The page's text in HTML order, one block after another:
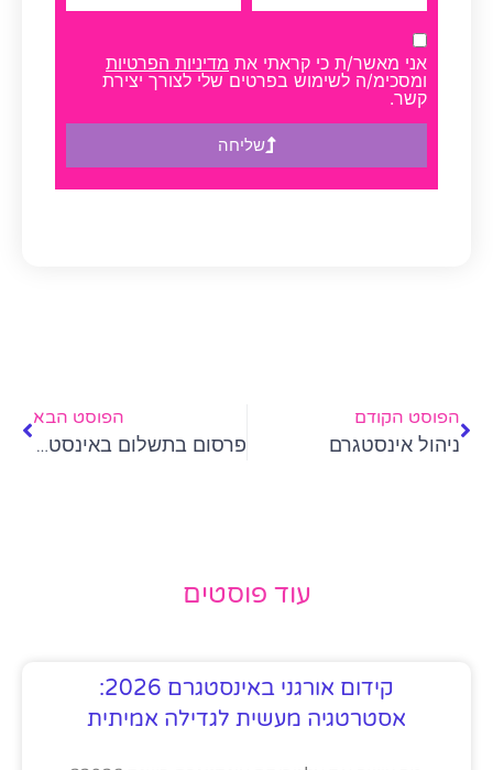
אני מאשר/ת כי קראתי את מדיניות הפרטיות
ומסכימ/ה לשימוש בפרטים שלי לצורך יצירת
קשר.
שליחה
הפוסט הקודם
ניהול אינסטגרם
הפוסט הבא
פרסום בתשלום באינסטגרם
עוד פוסטים
קידום אורגני באינסטגרם 2026:
אסטרטגיה מעשית לגדילה אמיתית